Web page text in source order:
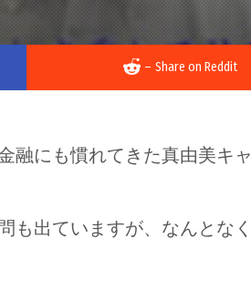
– Share on Reddit
融にも慣れてきた真由美キャ
も出ていますが、なんとなく